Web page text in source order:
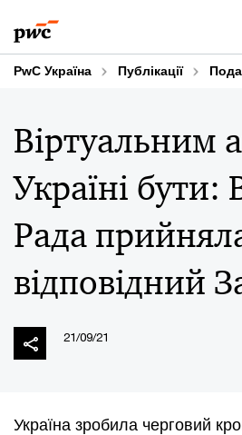
to
content
to
footer
PwC Україна Публікації
Віртуальним
Україні бути:
Рада
відповідний
21/09/21
Україна зробила черговий